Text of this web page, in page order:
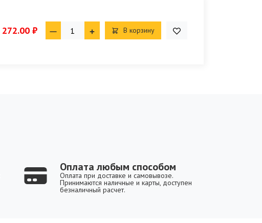
272.00 ₽ В корзину
Оплата любым способом
Оплата при доставке и самовывозе.
Принимаются наличные и карты, доступен
безналичный расчет.